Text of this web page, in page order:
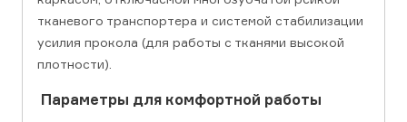
тканевого транспортера и системой стабилизации
усилия прокола (для работы с тканями высокой
плотности).
Параметры для комфортной работы